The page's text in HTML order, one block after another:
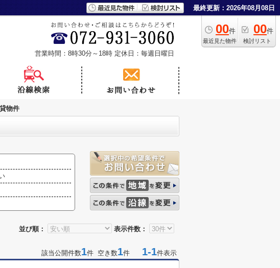
最終更新：2026年08月08日
00件
最近見た物件
00件
検討リスト
営業時間：8時30分～18時 定休日：毎週日曜日
物件
並び順： 表示件数：
該当公開件数1件 空き数1件 1-1件表示